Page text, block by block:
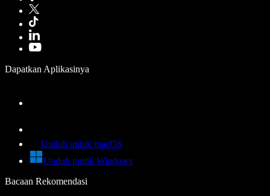
Dapatkan Aplikasinya
Unduh untuk macOS
Unduh untuk Windows
Bacaan Rekomendasi